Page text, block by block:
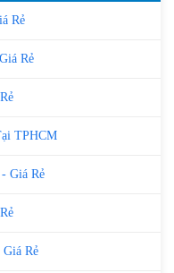
Rẻ
Rẻ
TPHCM
Giá Rẻ
Rẻ